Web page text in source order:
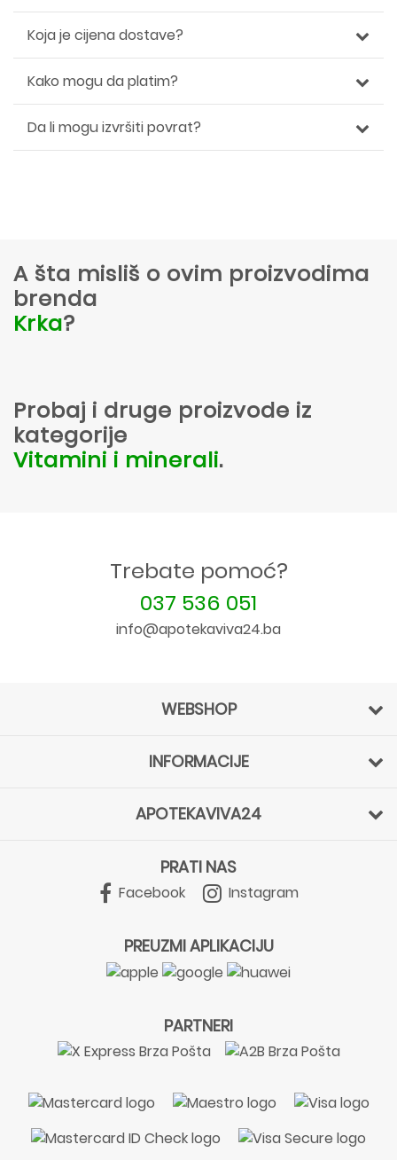
Koja je cijena dostave?
Kako mogu da platim?
Da li mogu izvršiti povrat?
A šta misliš o ovim proizvodima
brenda
Krka?
Probaj i druge proizvode iz
kategorije
Vitamini i minerali.
Trebate pomoć?
037 536 051
info@apotekaviva24.ba
WEBSHOP
INFORMACIJE
APOTEKAVIVA24
PRATI NAS
Facebook Instagram
PREUZMI APLIKACIJU
PARTNERI